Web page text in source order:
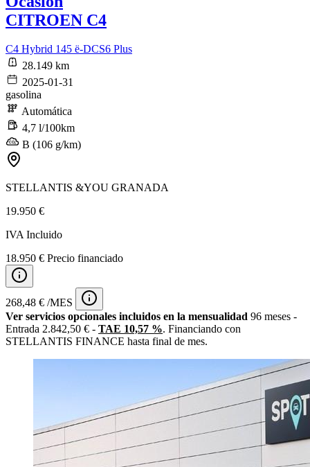
CITROEN C4
C4 Hybrid 145 ë-DCS6 Plus
28.149 km
2025-01-31
gasolina
Automática
4,7 l/100km
B (106 g/km)
STELLANTIS &YOU GRANADA
19.950 €
IVA Incluido
18.950 € Precio financiado
268,48 € /MES
Ver servicios opcionales incluidos en la mensualidad 96 meses -
Entrada 2.842,50 € - TAE 10,57 %. Financiando con
STELLANTIS FINANCE hasta final de mes.